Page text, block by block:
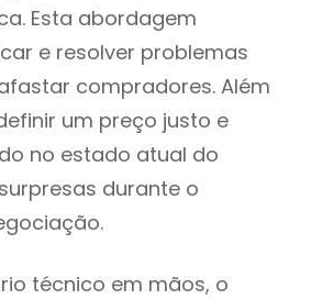
Esta abordagem
e resolver problemas
compradores. Além
um preço justo e
no estado atual do
durante o
técnico em mãos, o